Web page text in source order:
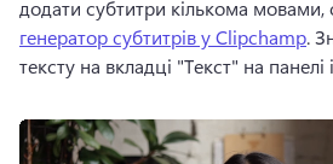
додати субтитри кількома мовами,
генератор субтитрів у Clipchamp.
тексту на вкладці "Текст" на панелі